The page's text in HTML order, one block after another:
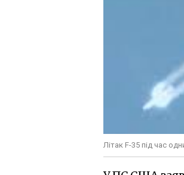
Літак F-35 під час